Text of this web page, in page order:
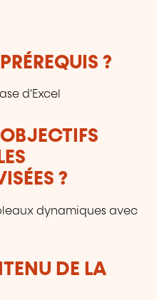
?
d'Excel
?
dynamiques avec
DE LA